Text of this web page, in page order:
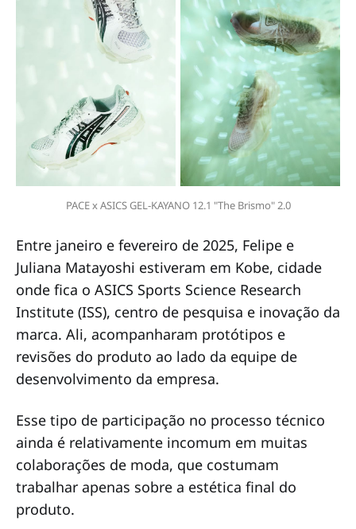
PACE x ASICS GEL‑KAYANO 12.1 "The Brismo" 2.0
Entre janeiro e fevereiro de 2025, Felipe e
Juliana Matayoshi estiveram em Kobe, cidade
onde fica o ASICS Sports Science Research
Institute (ISS), centro de pesquisa e inovação da
marca. Ali, acompanharam protótipos e
revisões do produto ao lado da equipe de
desenvolvimento da empresa.
Esse tipo de participação no processo técnico
ainda é relativamente incomum em muitas
colaborações de moda, que costumam
trabalhar apenas sobre a estética final do
produto.